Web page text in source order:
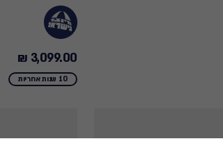
3,099.00
₪
3,099.00 ₪
10 שנות אחריות